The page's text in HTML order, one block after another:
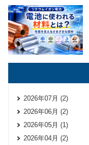
2026年07月 (2)
2026年06月 (2)
2026年05月 (1)
2026年04月 (2)